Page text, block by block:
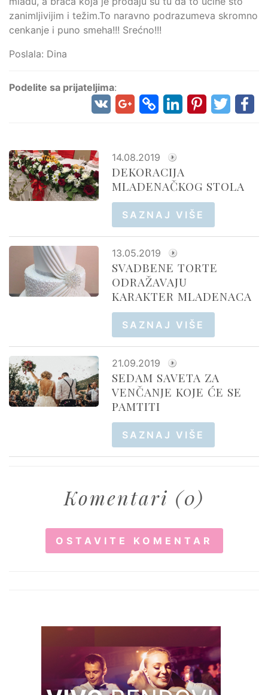
zanimljivijim i težim.To naravno podrazumeva skromno
cenkanje i puno smeha!!! Srećno!!!
Poslala: Dina
Podelite sa prijateljima:
14.08.2019
DEKORACIJA
MLADENAČKOG STOLA
SAZNAJ VIŠE
13.05.2019
SVADBENE TORTE
ODRAŽAVAJU
KARAKTER MLADENACA
SAZNAJ VIŠE
21.09.2019
SEDAM SAVETA ZA
VENČANJE KOJE ĆE SE
PAMTITI
SAZNAJ VIŠE
Komentari (0)
OSTAVITE KOMENTAR